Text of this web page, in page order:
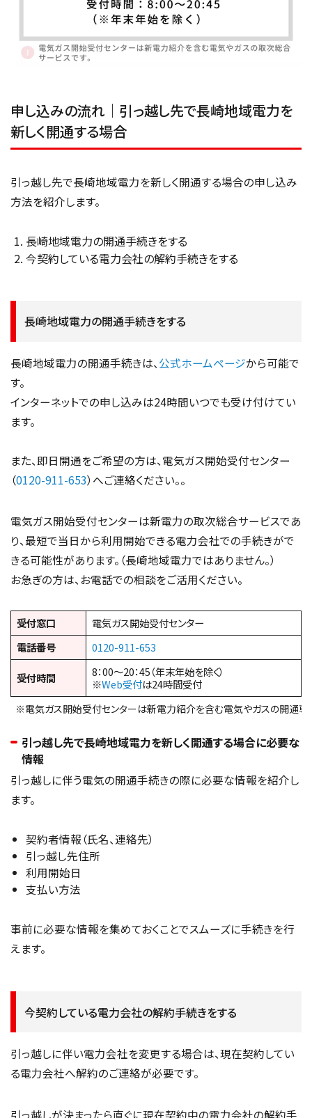
申し込みの流れ｜引っ越し先で長崎地域電力を
新しく開通する場合
引っ越し先で長崎地域電力を新しく開通する場合の申し込み
方法を紹介します。
長崎地域電力の開通手続きをする
今契約している電力会社の解約手続きをする
長崎地域電力の開通手続きをする
長崎地域電力の開通手続きは、公式ホームページから可能で
す。
インターネットでの申し込みは24時間いつでも受け付けてい
ます。
また、即日開通をご希望の方は、電気ガス開始受付センター
（0120-911-653）へご連絡ください。。
電気ガス開始受付センターは新電力の取次総合サービスであ
り、最短で当日から利用開始できる電力会社での手続きがで
きる可能性があります。（長崎地域電力ではありません。）
お急ぎの方は、お電話での相談をご活用ください。
受付窓口
電気ガス開始受付センター
電話番号
0120-911-653
受付時間
8：00～20：45（年末年始を除く）
※Web受付は24時間受付
※電気ガス開始受付センターは新電力紹介を含む電気やガスの開通専
引っ越し先で長崎地域電力を新しく開通する場合に必要な
情報
引っ越しに伴う電気の開通手続きの際に必要な情報を紹介し
ます。
契約者情報（氏名、連絡先）
引っ越し先住所
利用開始日
支払い方法
事前に必要な情報を集めておくことでスムーズに手続きを行
えます。
今契約している電力会社の解約手続きをする
引っ越しに伴い電力会社を変更する場合は、現在契約してい
る電力会社へ解約のご連絡が必要です。
引っ越しが決まったら直ぐに現在契約中の電力会社の解約手